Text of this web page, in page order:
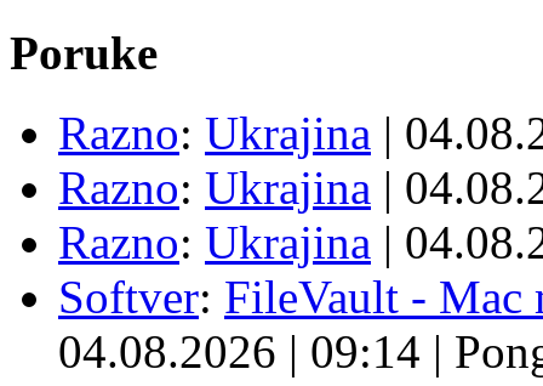
Poruke
Razno: Ukrajina |
Razno: Ukrajina |
Razno: Ukrajina |
Softver: FileVault - Mac
04.08.2026 | 09:14 |